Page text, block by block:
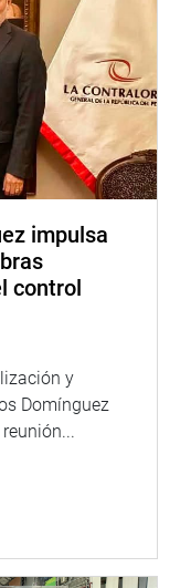
impulsa
control
y
Domínguez